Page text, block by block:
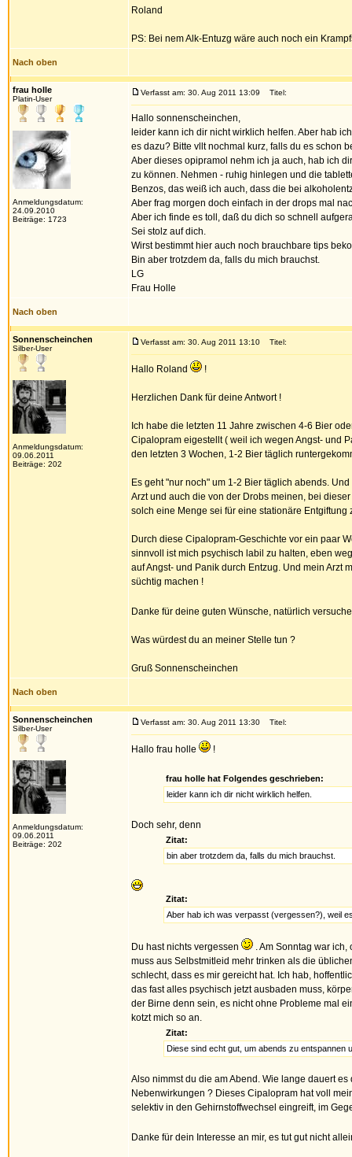
Roland
PS: Bei nem Alk-Entuzg wäre auch noch ein
Nach oben
frau holle
Platin-User
Anmeldungsdatum:
24.09.2010
Beiträge: 1723
Verfasst am: 30. Aug 2011 13:09 Titel:
Hallo sonnenscheinchen,
leider kann ich dir nicht wirklich helfen. Aber hab
es dazu? Bitte vllt nochmal kurz, falls du es schon
Aber dieses opipramol nehm ich ja auch, hab ich
zu können. Nehmen - ruhig hinlegen und die
Benzos, das weiß ich auch, dass die bei
Aber frag morgen doch einfach in der drops mal
Aber ich finde es toll, daß du dich so schnell
Sei stolz auf dich.
Wirst bestimmt hier auch noch brauchbare tips
Bin aber trotzdem da, falls du mich brauchst.
LG
Frau Holle
Nach oben
Sonnenscheinchen
Silber-User
Anmeldungsdatum:
09.06.2011
Beiträge: 202
Verfasst am: 30. Aug 2011 13:10 Titel:
Hallo Roland !
Herzlichen Dank für deine Antwort !
Ich habe die letzten 11 Jahre zwischen 4-6 Bier
Cipalopram eigestellt ( weil ich wegen Angst- und
den letzten 3 Wochen, 1-2 Bier täglich
Es geht "nur noch" um 1-2 Bier täglich abends.
Arzt und auch die von der Drobs meinen, bei
solch eine Menge sei für eine stationäre
Durch diese Cipalopram-Geschichte vor ein paar
sinnvoll ist mich psychisch labil zu halten, eben
auf Angst- und Panik durch Entzug. Und mein Arzt
süchtig machen !
Danke für deine guten Wünsche, natürlich
Was würdest du an meiner Stelle tun ?
Gruß Sonnenscheinchen
Nach oben
Sonnenscheinchen
Silber-User
Anmeldungsdatum:
09.06.2011
Beiträge: 202
Verfasst am: 30. Aug 2011 13:30 Titel:
Hallo frau holle !
frau holle hat Folgendes geschrieben:
leider kann ich dir nicht wirklich helfen.
Doch sehr, denn
Zitat:
bin aber trotzdem da, falls du mich brauchst.
Zitat:
Aber hab ich was verpasst (vergessen?), weil
Du hast nichts vergessen
. Am Sonntag war
muss aus Selbstmitleid mehr trinken als die
schlecht, dass es mir gereicht hat. Ich hab,
das fast alles psychisch jetzt ausbaden muss,
der Birne denn sein, es nicht ohne Probleme mal
kotzt mich so an.
Zitat:
Diese sind echt gut, um abends zu entspannen
Also nimmst du die am Abend. Wie lange dauert
Nebenwirkungen ? Dieses Cipalopram hat voll
selektiv in den Gehirnstoffwechsel eingreift, im
Danke für dein Interesse an mir, es tut gut nicht